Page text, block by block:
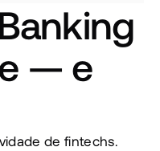
— e
de fintechs.